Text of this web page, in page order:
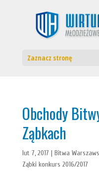
Zaznacz stronę
Obchody
Ząbkach
lut 7, 2017 | Bitwa
Ząbki konkurs 2016/2017